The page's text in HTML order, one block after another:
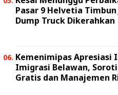
Pasar 9 Helvetia Timbun
Dump Truck Dikerahkan
Kemenimipas Apresiasi
Imigrasi Belawan,
Gratis dan Manajemen